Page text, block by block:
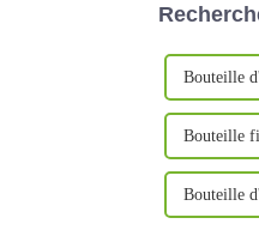
Bouteille
Bouteille
Bouteille